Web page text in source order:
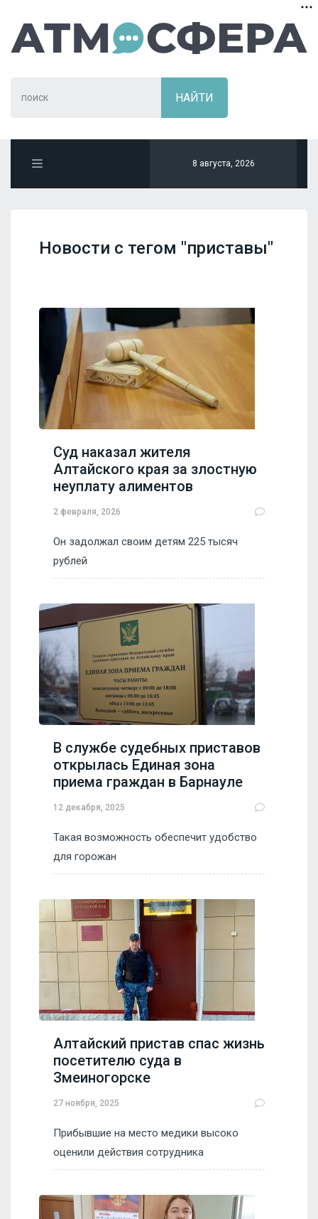
8 августа, 2026
Новости с тегом "приставы"
Суд наказал жителя
Алтайского края за злостную
неуплату алиментов
2 февраля, 2026
Он задолжал своим детям 225 тысяч
рублей
В службе судебных приставов
открылась Единая зона
приема граждан в Барнауле
12 декабря, 2025
Такая возможность обеспечит удобство
для горожан
Алтайский пристав спас жизнь
посетителю суда в
Змеиногорске
27 ноября, 2025
Прибывшие на место медики высоко
оценили действия сотрудника